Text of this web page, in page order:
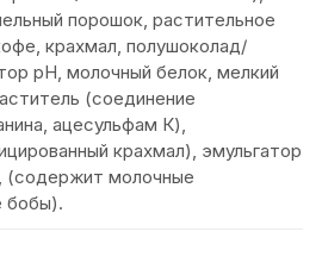
порошок, растительное
крахмал, полушоколад/
pH, молочный белок, мелкий
(соединение
ацесульфам К),
крахмал), эмульгатор
(содержит молочные
бобы).